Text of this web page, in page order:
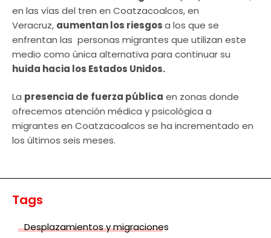
en las vías del tren en Coatzacoalcos, en
Veracruz, aumentan los riesgosa los que se
enfrentan las personas migrantes que utilizan este
medio como única alternativa para continuar su
huida hacia los Estados Unidos.
La presencia de fuerza pública en zonas donde
ofrecemos atención médica y psicológica a
migrantes en Coatzacoalcos se ha incrementado en
los últimos seis meses.
Tags
Desplazamientos y migraciones